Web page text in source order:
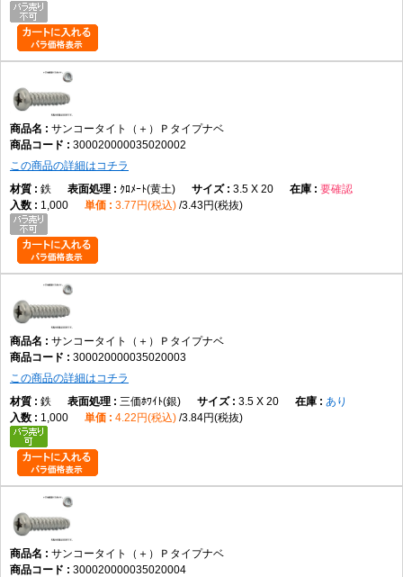
サンコータイト（＋）Ｐタイプナベ
300020000035020002
この商品の詳細はコチラ
鉄
ｸﾛﾒｰﾄ(黄土) 3.5 X 20
要確認
1,000
3.77円(税込) 3.43円(税抜)
サンコータイト（＋）Ｐタイプナベ
300020000035020003
この商品の詳細はコチラ
鉄
三価ﾎﾜｲﾄ(銀) 3.5 X 20
あり
1,000
4.22円(税込) 3.84円(税抜)
サンコータイト（＋）Ｐタイプナベ
300020000035020004